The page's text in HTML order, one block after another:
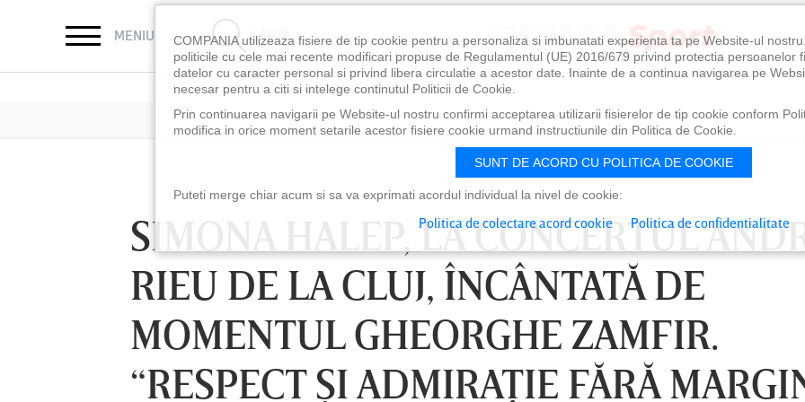
MENIU CAUTĂ
SIMONA HALEP, LA CONCERTUL
RIEU DE LA CLUJ, ÎNCÂNTATĂ DE
MOMENTUL GHEORGHE ZAMFIR.
“RESPECT ŞI ADMIRAŢIE FĂRĂ
LUNI 10 AUG, 18:30 LUNI 10 AUG, 21:30 VINERI 07 AUG, 21:00
COMPANIA utilizeaza fisiere de tip cookie pentru a personaliza si imbunatati experienta ta pe Website-ul
politicile cu cele mai recente modificari propuse de Regulamentul (UE) 2016/679 privind protectia persoanelor
datelor cu caracter personal si privind libera circulatie a acestor date. Inainte de a continua navigarea pe
necesar pentru a citi si intelege continutul Politicii de Cookie.
Prin continuarea navigarii pe Website-ul nostru confirmi acceptarea utilizarii fisierelor de tip cookie conform
modifica in orice moment setarile acestor fisiere cookie urmand instructiunile din Politica de Cookie.
SUNT DE ACORD CU POLITICA DE COOKIE
Puteti merge chiar acum si sa va exprimati acordul individual la nivel de cookie:
Politica de colectare acord cookie Politica de confidentialitate